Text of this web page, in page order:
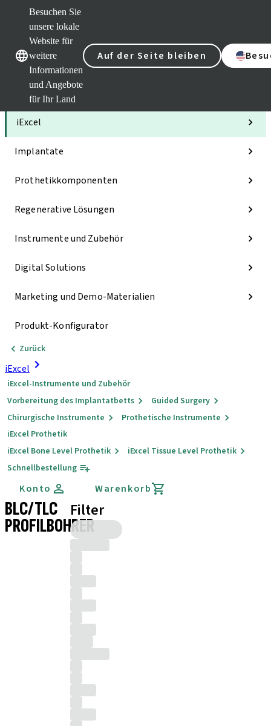
Besuchen Sie
unsere lokale
Website für
weitere
Informationen
und Angebote
für Ihr Land
Auf der Seite bleiben
Unsere MarkenUnsere Marken
Kategorien
iExcel
Implantate
Prothetikkomponenten
Regenerative Lösungen
Instrumente und Zubehör
Digital Solutions
Marketing und Demo-Materialien
Produkt-Konfigurator
Zurück
iExcel
iExcel-Instrumente und Zubehör
Vorbereitung des Implantatbetts
Guided Surgery
Chirurgische Instrumente
Prothetische Instrumente
iExcel Prothetik
iExcel Bone Level Prothetik
iExcel Tissue Level Prothetik
Schnellbestellung
Konto Warenkorb
BLC/TLC
PROFILBOHRER
Filter